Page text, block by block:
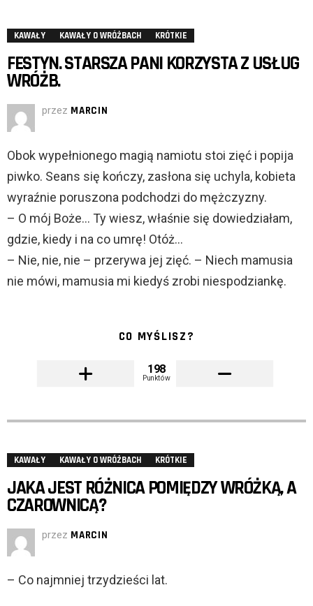
KAWAŁY KAWAŁY O WRÓŻBACH KRÓTKIE
FESTYN. STARSZA PANI KORZYSTA Z USŁUG
WRÓŻB.
przez MARCIN
Obok wypełnionego magią namiotu stoi zięć i popija
piwko. Seans się kończy, zasłona się uchyla, kobieta
wyraźnie poruszona podchodzi do mężczyzny.
– O mój Boże… Ty wiesz, właśnie się dowiedziałam,
gdzie, kiedy i na co umrę! Otóż…
– Nie, nie, nie – przerywa jej zięć. – Niech mamusia
nie mówi, mamusia mi kiedyś zrobi niespodziankę.
CO MYŚLISZ?
198
Punktów
KAWAŁY KAWAŁY O WRÓŻBACH KRÓTKIE
JAKA JEST RÓŻNICA POMIĘDZY WRÓŻKĄ, A
CZAROWNICĄ?
przez MARCIN
– Co najmniej trzydzieści lat.